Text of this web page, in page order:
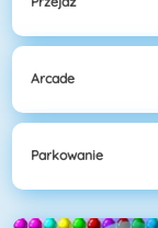
Arcade
Parkowanie